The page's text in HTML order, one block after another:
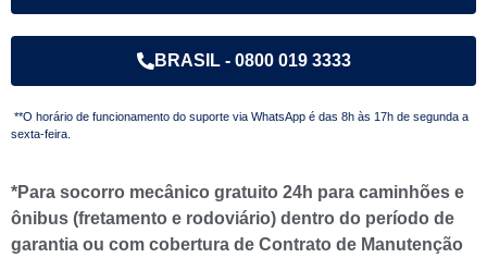
BRASIL - 0800 019 3333
**O horário de funcionamento do suporte via WhatsApp é das 8h às 17h de segunda a
sexta-feira.
*Para socorro mecânico gratuito 24h para caminhões e
ônibus (fretamento e rodoviário) dentro do período de
garantia ou com cobertura de Contrato de Manutenção